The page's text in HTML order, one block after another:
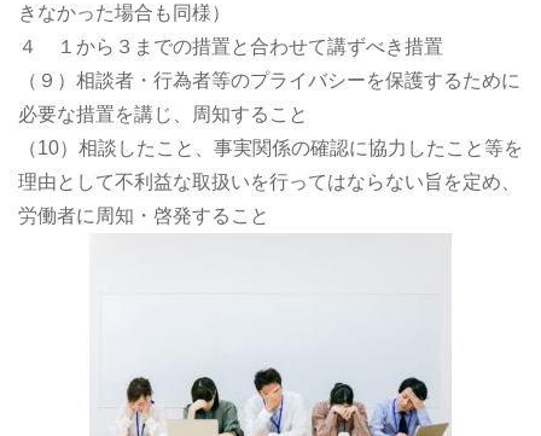
きなかった場合も同様）
４ １から３までの措置と合わせて講ずべき措置
（９）相談者・行為者等のプライバシーを保護するために
必要な措置を講じ、周知すること
（10）相談したこと、事実関係の確認に協力したこと等を
理由として不利益な取扱いを行ってはならない旨を定め、
労働者に周知・啓発すること